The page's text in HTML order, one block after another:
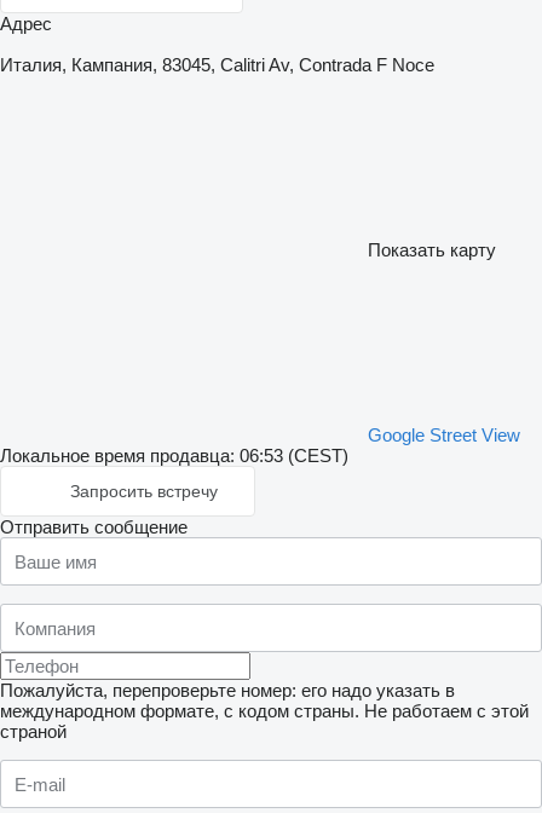
Адрес
Италия, Кампания, 83045, Calitri Av, Contrada F Noce
Показать карту
Google Street View
Локальное время продавца: 06:53 (CEST)
Запросить встречу
Отправить сообщение
Пожалуйста, перепроверьте номер: его надо указать в
международном формате, с кодом страны. Не работаем с этой
страной